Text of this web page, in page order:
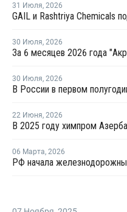
31 Июля, 2026
30 Июля, 2026
30 Июля, 2026
22 Июня, 2026
06 Марта, 2026